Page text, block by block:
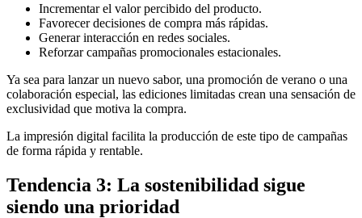
Incrementar el valor percibido del producto.
Favorecer decisiones de compra más rápidas.
Generar interacción en redes sociales.
Reforzar campañas promocionales estacionales.
Ya sea para lanzar un nuevo sabor, una promoción de verano o una
colaboración especial, las ediciones limitadas crean una sensación de
exclusividad que motiva la compra.
La impresión digital facilita la producción de este tipo de campañas
de forma rápida y rentable.
Tendencia 3: La sostenibilidad sigue
siendo una prioridad